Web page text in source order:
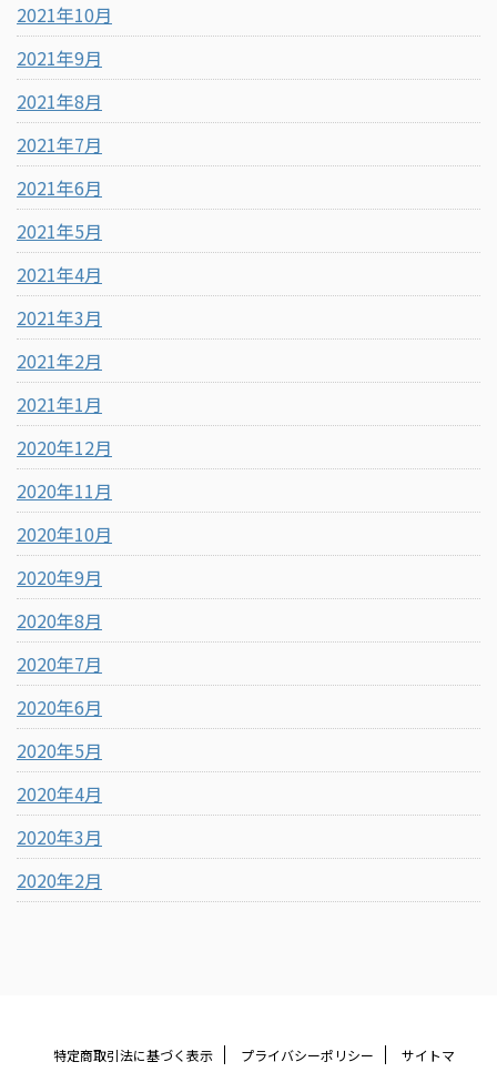
2021年10月
2021年9月
2021年8月
2021年7月
2021年6月
2021年5月
2021年4月
2021年3月
2021年2月
2021年1月
2020年12月
2020年11月
2020年10月
2020年9月
2020年8月
2020年7月
2020年6月
2020年5月
2020年4月
2020年3月
2020年2月
特定商取引法に基づく表示 プライバシーポリシー サイトマ